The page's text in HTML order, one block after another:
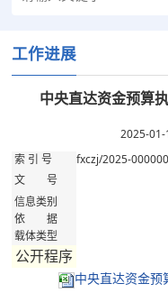
工作进展
中央直达资金预算
2025-01-
索 引 号 fxczj/2025-
文 号
信息类别
依 据
载体类型
公开程序
中央直达资金预